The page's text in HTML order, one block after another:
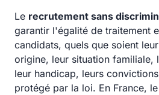
Le recrutement sans
garantir l'égalité de traitement
candidats, quels que soient
origine, leur situation familiale,
leur handicap, leurs
protégé par la loi. En France,